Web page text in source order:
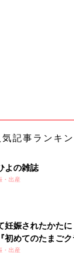
記事ランキ
よの雑誌
・出産
妊娠されたかた
初めてのたまごク
・出産